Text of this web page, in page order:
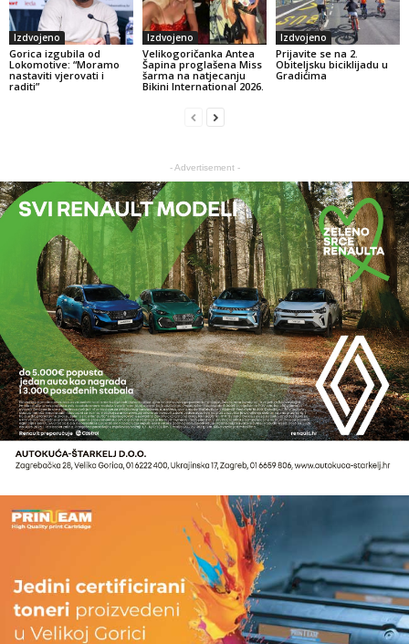
Izdvojeno
Gorica izgubila od
Lokomotive: “Moramo
nastaviti vjerovati i
raditi”
Izdvojeno
Velikogoričanka Antea
Šapina proglašena Miss
šarma na natjecanju
Bikini International 2026.
Izdvojeno
Prijavite se na 2.
Obiteljsku biciklijadu u
Gradićima
- Advertisement -